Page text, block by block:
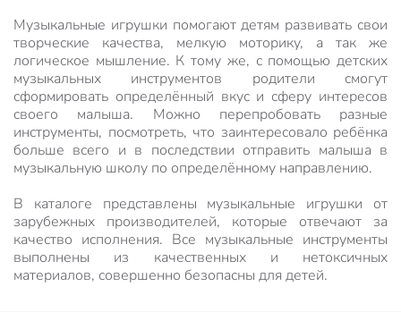
Музыкальные игрушки помогают детям развивать свои
творческие качества, мелкую моторику, а так же
логическое мышление. К тому же, с помощью детских
музыкальных инструментов родители смогут
сформировать определённый вкус и сферу интересов
своего малыша. Можно перепробовать разные
инструменты, посмотреть, что заинтересовало ребёнка
больше всего и в последствии отправить малыша в
музыкальную школу по определённому направлению.
В каталоге представлены музыкальные игрушки от
зарубежных производителей, которые отвечают за
качество исполнения. Все музыкальные инструменты
выполнены из качественных и нетоксичных
материалов, совершенно безопасны для детей.